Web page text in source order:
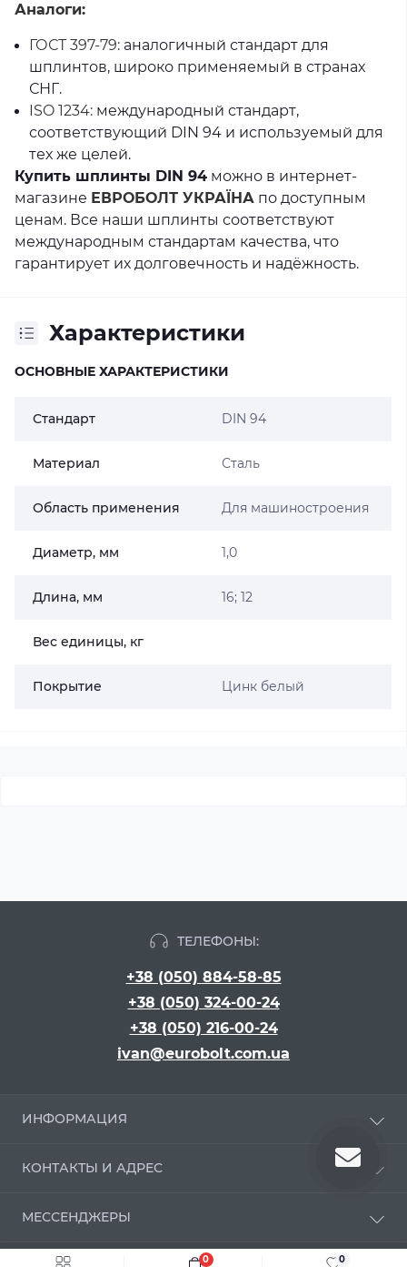
0
0
Аналоги:
ГОСТ 397-79: аналогичный стандарт для
шплинтов, широко применяемый в странах
СНГ.
ISO 1234: международный стандарт,
соответствующий DIN 94 и используемый для
тех же целей.
Купить шплинты DIN 94 можно в интернет-
магазине ЕВРОБОЛТ УКРАЇНА по доступным
ценам. Все наши шплинты соответствуют
международным стандартам качества, что
гарантирует их долговечность и надёжность.
Характеристики
ОСНОВНЫЕ ХАРАКТЕРИСТИКИ
Стандарт DIN 94
Материал Сталь
Область применения Для машиностроения
Диаметр, мм 1,0
Длина, мм 16; 12
Вес единицы, кг
Покрытие Цинк белый
ТЕЛЕФОНЫ:
+38 (050) 884-58-85
+38 (050) 324-00-24
+38 (050) 216-00-24
ivan@eurobolt.com.ua
ИНФОРМАЦИЯ
Оплата и доставка
Угода користувача
КОНТАКТЫ И АДРЕС
МЕССЕНДЖЕРЫ
Telegram